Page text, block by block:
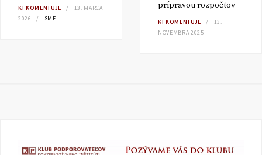
KI KOMENTUJE
13. MARCA
2026
SME
prípravou rozpočtov
KI KOMENTUJE
13.
NOVEMBRA 2025